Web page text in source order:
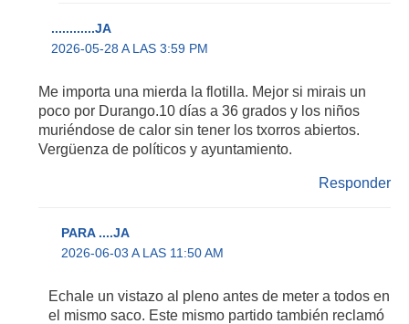
............JA
2026-05-28 A LAS 3:59 PM
Me importa una mierda la flotilla. Mejor si mirais un
poco por Durango.10 días a 36 grados y los niños
muriéndose de calor sin tener los txorros abiertos.
Vergüenza de políticos y ayuntamiento.
Responder
PARA ....JA
2026-06-03 A LAS 11:50 AM
Echale un vistazo al pleno antes de meter a todos en
el mismo saco. Este mismo partido también reclamó